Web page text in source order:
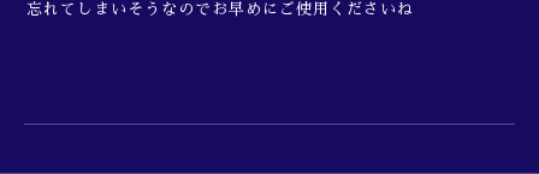
忘れてしまいそうなのでお早めにご使用くださいね